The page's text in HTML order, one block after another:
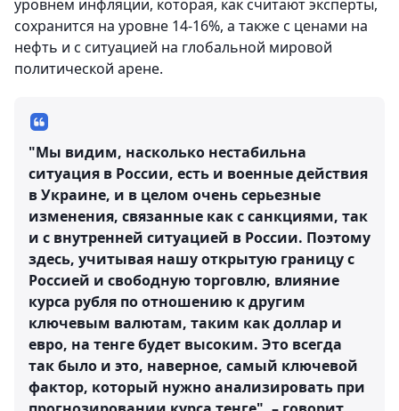
уровнем инфляции, которая, как считают эксперты,
сохранится на уровне 14-16%, а также с ценами на
нефть и с ситуацией на глобальной мировой
политической арене.
"Мы видим, насколько нестабильна
ситуация в России, есть и военные действия
в Украине, и в целом очень серьезные
изменения, связанные как с санкциями, так
и с внутренней ситуацией в России. Поэтому
здесь, учитывая нашу открытую границу с
Россией и свободную торговлю, влияние
курса рубля по отношению к другим
ключевым валютам, таким как доллар и
евро, на тенге будет высоким. Это всегда
так было и это, наверное, самый ключевой
фактор, который нужно анализировать при